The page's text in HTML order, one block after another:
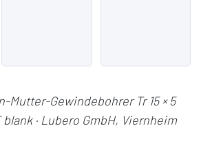
Mutter-Gewindebohrer Tr 15 × 5
· Lubero GmbH, Viernheim